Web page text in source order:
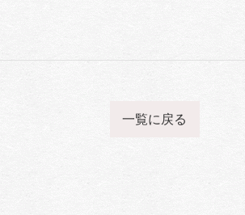
一覧に戻る